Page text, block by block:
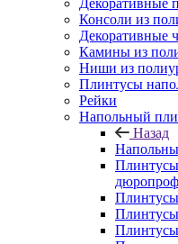
Декоративные
Консоли из
Декоративные
Камины из
Ниши из
Плинтусы
Рейки
Напольный
Назад